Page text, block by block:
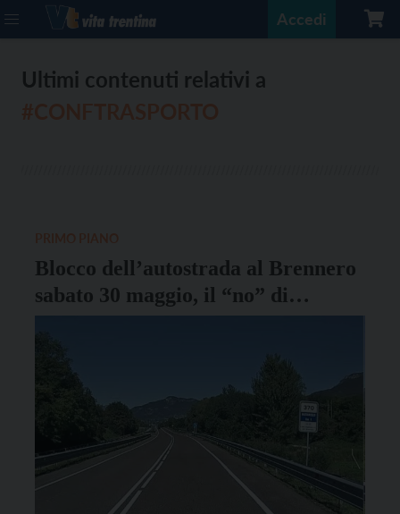
Accedi
Ultimi contenuti relativi a
Blocco dell’autostrada al Brennero
sabato 30 maggio, il “no” di
Conftrasporto